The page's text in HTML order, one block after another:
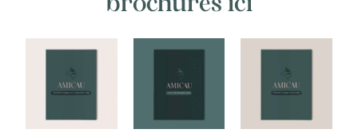
brochures ici